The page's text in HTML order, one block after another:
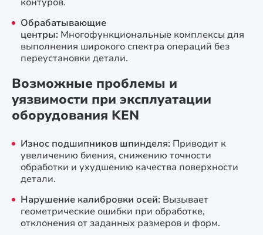
Обрабатывающие
центры: Многофункциональные комплексы для
выполнения широкого спектра операций без
переустановки детали.
Возможные проблемы и
уязвимости при эксплуатации
оборудования KEN
Износ подшипников шпинделя: Приводит к
увеличению биения, снижению точности
обработки и ухудшению качества поверхности
детали.
Нарушение калибровки осей: Вызывает
геометрические ошибки при обработке,
отклонения от заданных размеров и форм.